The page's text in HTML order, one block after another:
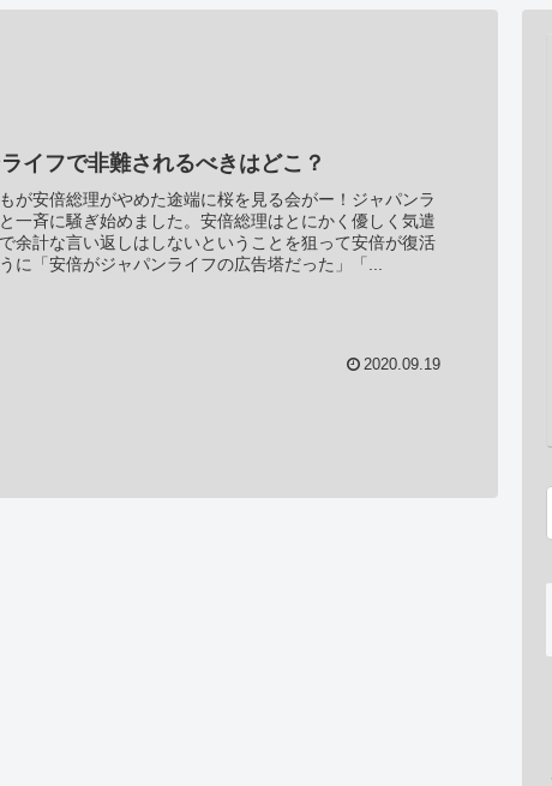
イフで非難されるべきはどこ？
が安倍総理がやめた途端に桜を見る会がー！ジャパンラ
一斉に騒ぎ始めました。安倍総理はとにかく優しく気遣
余計な言い返しはしないということを狙って安倍が復活
に「安倍がジャパンライフの広告塔だった」「...
2020.09.19